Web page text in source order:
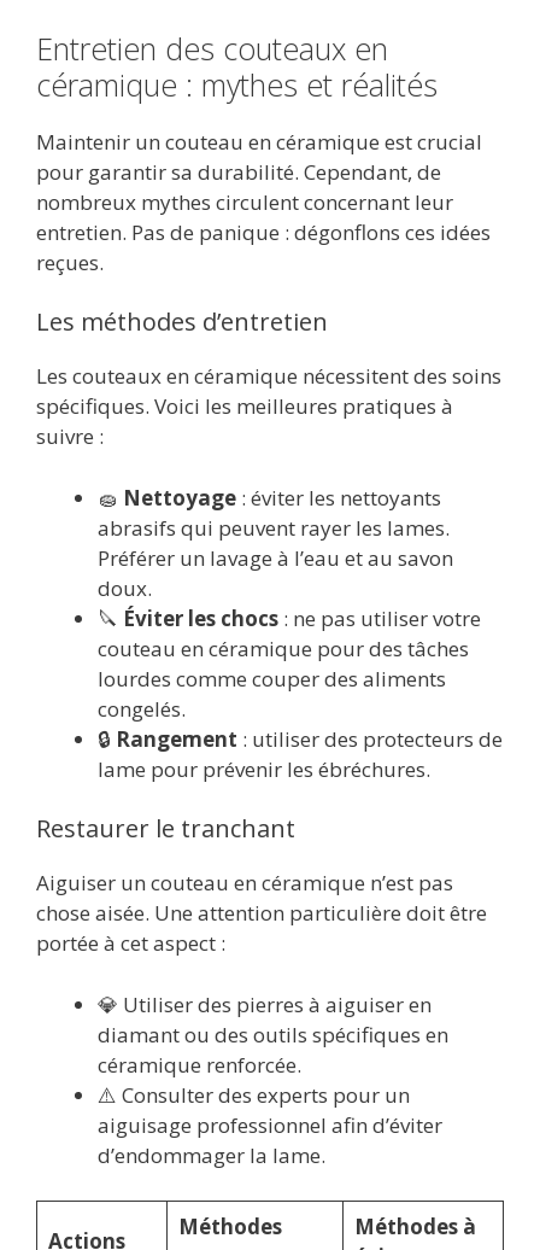
Entretien des couteaux en
céramique : mythes et réalités
Maintenir un couteau en céramique est crucial
pour garantir sa durabilité. Cependant, de
nombreux mythes circulent concernant leur
entretien. Pas de panique : dégonflons ces idées
reçues.
Les méthodes d’entretien
Les couteaux en céramique nécessitent des soins
spécifiques. Voici les meilleures pratiques à
suivre :
🧽 Nettoyage : éviter les nettoyants
abrasifs qui peuvent rayer les lames.
Préférer un lavage à l’eau et au savon
doux.
🔪 Éviter les chocs : ne pas utiliser votre
couteau en céramique pour des tâches
lourdes comme couper des aliments
congelés.
🔒 Rangement : utiliser des protecteurs de
lame pour prévenir les ébréchures.
Restaurer le tranchant
Aiguiser un couteau en céramique n’est pas
chose aisée. Une attention particulière doit être
portée à cet aspect :
💎 Utiliser des pierres à aiguiser en
diamant ou des outils spécifiques en
céramique renforcée.
⚠️ Consulter des experts pour un
aiguisage professionnel afin d’éviter
d’endommager la lame.
Actions
Méthodes
Méthodes à